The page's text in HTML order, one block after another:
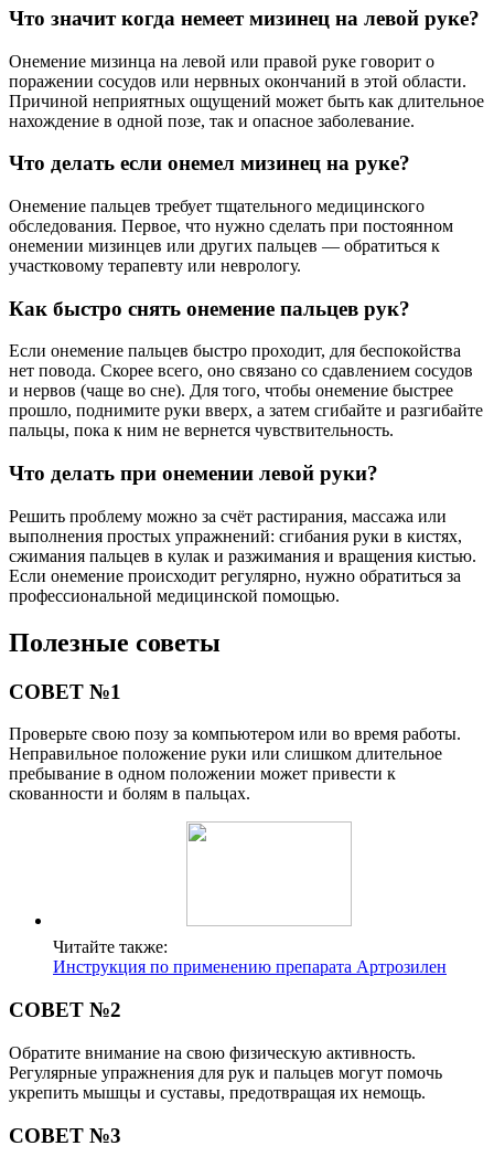
Что значит когда немеет мизинец на левой руке?
Онемение мизинца на левой или правой руке говорит о
поражении сосудов или нервных окончаний в этой области.
Причиной неприятных ощущений может быть как длительное
нахождение в одной позе, так и опасное заболевание.
Что делать если онемел мизинец на руке?
Онемение пальцев требует тщательного медицинского
обследования. Первое, что нужно сделать при постоянном
онемении мизинцев или других пальцев — обратиться к
участковому терапевту или неврологу.
Как быстро снять онемение пальцев рук?
Если онемение пальцев быстро проходит, для беспокойства
нет повода. Скорее всего, оно связано со сдавлением сосудов
и нервов (чаще во сне). Для того, чтобы онемение быстрее
прошло, поднимите руки вверх, а затем сгибайте и разгибайте
пальцы, пока к ним не вернется чувствительность.
Что делать при онемении левой руки?
Решить проблему можно за счёт растирания, массажа или
выполнения простых упражнений: сгибания руки в кистях,
сжимания пальцев в кулак и разжимания и вращения кистью.
Если онемение происходит регулярно, нужно обратиться за
профессиональной медицинской помощью.
Полезные советы
СОВЕТ №1
Проверьте свою позу за компьютером или во время работы.
Неправильное положение руки или слишком длительное
пребывание в одном положении может привести к
скованности и болям в пальцах.
Читайте также:
Инструкция по применению препарата Артрозилен
СОВЕТ №2
Обратите внимание на свою физическую активность.
Регулярные упражнения для рук и пальцев могут помочь
укрепить мышцы и суставы, предотвращая их немощь.
СОВЕТ №3